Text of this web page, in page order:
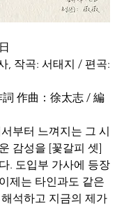
, 작곡: 서태지 / 편곡:
作曲：徐太志 / 編
서부터 느껴지는 그 시
감성을 [꽃갈피 셋]
. 도입부 가사에 등장
제는 타인과도 같은
석하고 지금의 제가